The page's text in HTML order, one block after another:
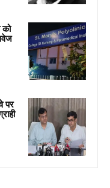
को
पर